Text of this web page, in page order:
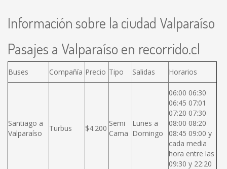
Información sobre la ciudad Valparaíso
Pasajes a Valparaíso en recorrido.cl
Buses Compañía Precio Tipo Salidas Horarios
Santiago a
Valparaíso
Turbus $4.200
Semi
Cama
Lunes a
Domingo
06:00 06:30
06:45 07:01
07:20 07:30
08:00 08:20
08:45 09:00 y
cada media
hora entre las
09:30 y 22:20